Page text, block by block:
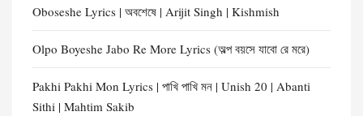
Oboseshe Lyrics | অবশেষে | Arijit Singh | Kishmish
Olpo Boyeshe Jabo Re More Lyrics (অল্প বয়সে যাবো রে মরে)
Pakhi Pakhi Mon Lyrics | পাখি পাখি মন | Unish 20 | Abanti
Sithi | Mahtim Sakib